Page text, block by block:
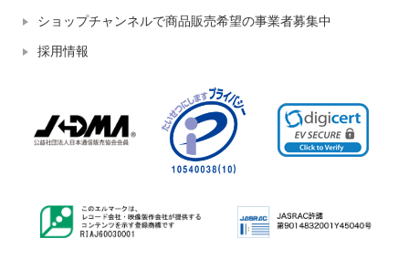
ショップチャンネルで商品販売希望の事業者募集中
採用情報